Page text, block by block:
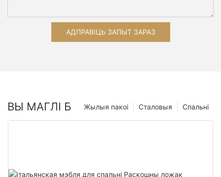
АДПРАВІЦЬ ЗАПЫТ ЗАРАЗ
ВЫ МАГЛІ Б Спальні
Сталовыя
Жылыя пакоі